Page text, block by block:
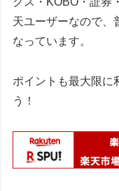
天ユーザーなので、
なっています。
ポイントも最大限に
う！